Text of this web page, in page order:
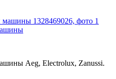
Aeg, Electrolux, Zanussi.